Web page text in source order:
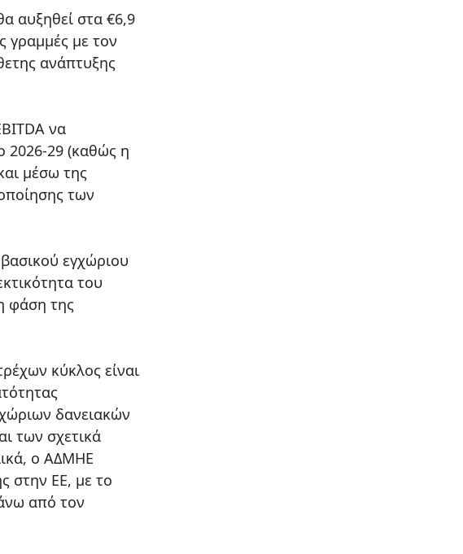
αυξηθεί στα €6,9
γραμμές με τον
ανάπτυξης
να
2026-29 (καθώς η
μέσω της
των
εγχώριου
του
φάση της
κύκλος είναι
δανειακών
των σχετικά
ο ΑΔΜΗΕ
στην ΕΕ, με το
από τον